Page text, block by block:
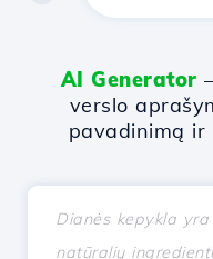
AI Generator
verslo
pavadinimą ir